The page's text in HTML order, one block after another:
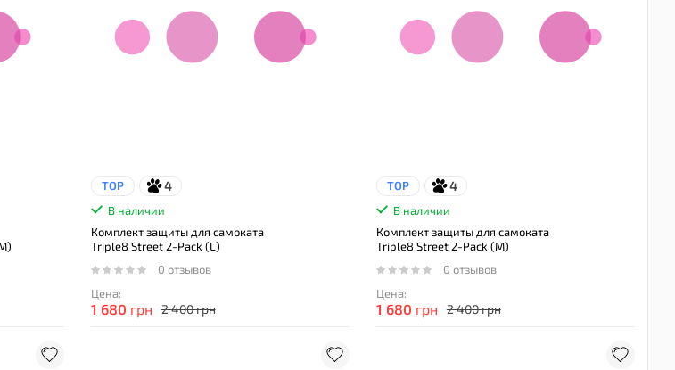
TOP 4
В наличии
Комплект защиты для самоката
Triple8 Street 2-Pack (L)
0 отзывов
Цена:
1 680 грн 2 400 грн
TOP 4
В наличии
Комплект защиты для самоката
Triple8 Street 2-Pack (M)
0 отзывов
Цена:
1 680 грн 2 400 грн